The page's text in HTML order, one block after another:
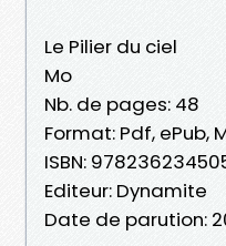
Le Pilier du ciel
Mo
Nb. de pages: 48
Format: Pdf, ePub,
ISBN:
Editeur: Dynamite
Date de parution: